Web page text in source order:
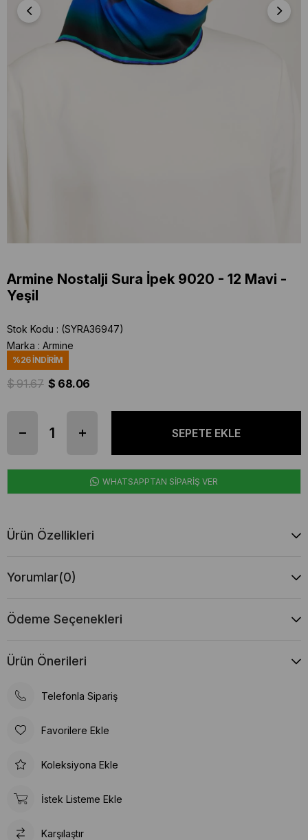
Armine Nostalji Sura İpek 9020 - 12 Mavi -
Yeşil
Stok Kodu
(SYRA36947)
Marka : Armine
%26İNDIRIM
$ 91.67 $ 68.06
WHATSAPPTAN SİPARİŞ VER
Ürün Özellikleri
Yorumlar(0)
Ödeme Seçenekleri
Ürün Önerileri
Telefonla Sipariş
Favorilere Ekle
Koleksiyona Ekle
İstek Listeme Ekle
Karşılaştır